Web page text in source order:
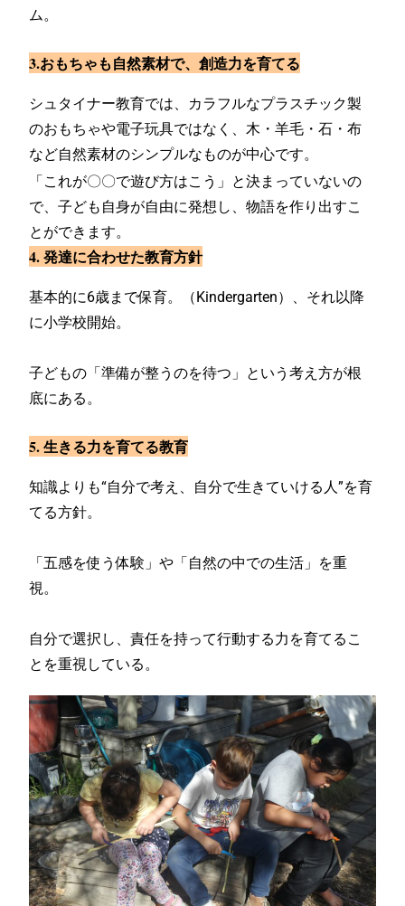
ム。
3.おもちゃも自然素材で、創造力を育てる
シュタイナー教育では、カラフルなプラスチック製
のおもちゃや電子玩具ではなく、木・羊毛・石・布
など自然素材のシンプルなものが中心です。
「これが〇〇で遊び方はこう」と決まっていないの
で、子ども自身が自由に発想し、物語を作り出すこ
とができます。
4. 発達に合わせた教育方針
基本的に6歳まで保育。（Kindergarten）、 それ以降
に小学校開始。
子どもの「準備が整うのを待つ」という考え方が根
底にある。
5. 生きる力を育てる教育
知識よりも“自分で考え、自分で生きていける人”を育
てる方針。
「五感を使う体験」や「自然の中での生活」を重
視。
自分で選択し、責任を持って行動する力を育てるこ
とを重視している。